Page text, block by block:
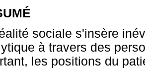
sociale s'insère
à travers des
les positions du